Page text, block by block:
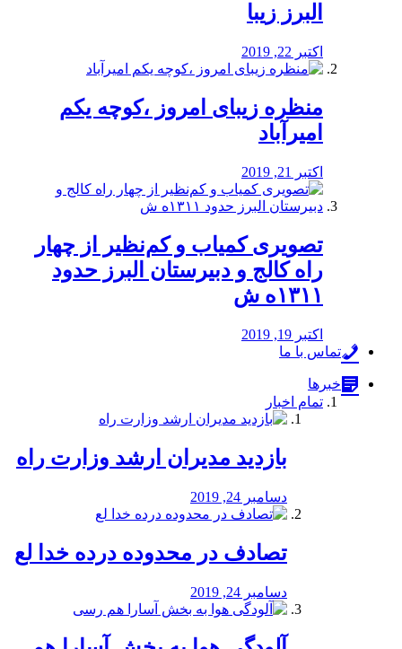
البرز زیبا
اکتبر 22, 2019
منظره‌‌ زیبای امروز ،کوچه یکم
امیرآباد
اکتبر 21, 2019
️تصویری کمیاب و کم‌نظیر از چهار
راه كالج و دبيرستان البرز حدود
۱۳۱۱ه ش
اکتبر 19, 2019
تماس با ما
خبرها
تمام اخبار
بازدید مدیران ارشد وزارت راه
دسامبر 24, 2019
تصادف در محدوده درده خدا لع
دسامبر 24, 2019